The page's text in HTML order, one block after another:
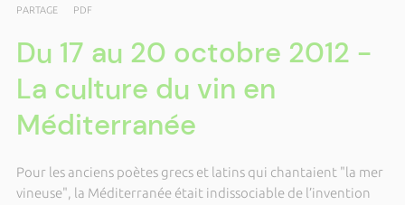
PARTAGE PDF
Du 17 au 20 octobre 2012 -
La culture du vin en
Méditerranée
Pour les anciens poètes grecs et latins qui chantaient "la mer
vineuse", la Méditerranée était indissociable de l’invention